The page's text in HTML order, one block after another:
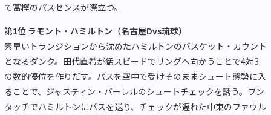
て富樫のパスセンスが際立つ。
第1位 ラモント・ハミルトン（名古屋Dvs琉球）
素早いトランジションから沈めたハミルトンのバスケット・カウント
となるダンク。田代直希が猛スピードでリングへ向かうことで4対3
の数的優位を作りだす。パスを空中で受けそのままシュート態勢に入
ることで、ジャスティン・バーレルのシュートチェックを誘う。ワン
タッチでハミルトンにパスを送り、チェックが遅れた中東のファウル